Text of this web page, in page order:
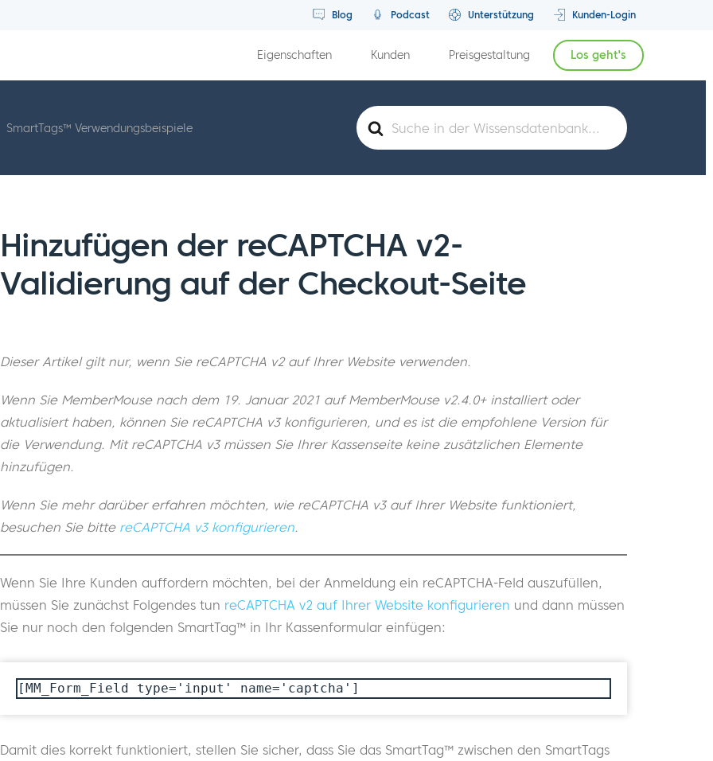
Blog Podcast Unterstützung Kunden-Login
Eigenschaften Kunden Preisgestaltung Los geht's
Suche
nach
SmartTags™ Verwendungsbeispiele
Hinzufügen der reCAPTCHA v2-
Validierung auf der Checkout-Seite
Dieser Artikel gilt nur, wenn Sie reCAPTCHA v2 auf Ihrer Website verwenden.
Wenn Sie MemberMouse nach dem 19. Januar 2021 auf MemberMouse v2.4.0+ installiert oder
aktualisiert haben, können Sie reCAPTCHA v3 konfigurieren, und es ist die empfohlene Version für
die Verwendung. Mit reCAPTCHA v3 müssen Sie Ihrer Kassenseite keine zusätzlichen Elemente
hinzufügen.
Wenn Sie mehr darüber erfahren möchten, wie reCAPTCHA v3 auf Ihrer Website funktioniert,
besuchen Sie bitte reCAPTCHA v3 konfigurieren.
Wenn Sie Ihre Kunden auffordern möchten, bei der Anmeldung ein reCAPTCHA-Feld auszufüllen,
müssen Sie zunächst Folgendes tun reCAPTCHA v2 auf Ihrer Website konfigurieren und dann müssen
Sie nur noch den folgenden SmartTag™ in Ihr Kassenformular einfügen:
[MM_Form_Field type='input' name='captcha']
Damit dies korrekt funktioniert, stellen Sie sicher, dass Sie das SmartTag™ zwischen den SmartTags